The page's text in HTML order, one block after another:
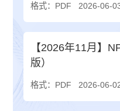
格式：PDF 2026-06-
【2026年11月】
版）
格式：PDF 2026-06-